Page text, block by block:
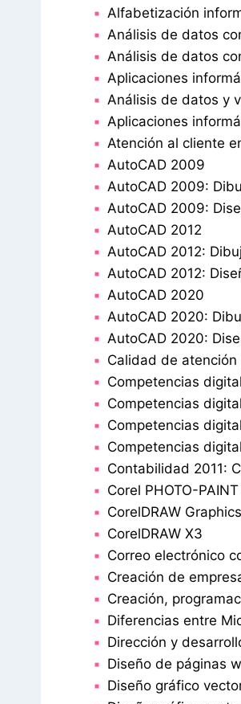
Alfabetización
Análisis de datos
Análisis de datos
Aplicaciones
Análisis de datos y
Aplicaciones
Atención al cliente
AutoCAD 2009
AutoCAD 2009:
AutoCAD 2009:
AutoCAD 2012
AutoCAD 2012:
AutoCAD 2012:
AutoCAD 2020
AutoCAD 2020:
AutoCAD 2020:
Calidad de
Competencias
Competencias
Competencias
Competencias
Contabilidad 2011:
Corel PHOTO-
CorelDRAW
CorelDRAW X3
Correo electrónico
Creación de
Creación,
Diferencias entre
Dirección y
Diseño de páginas
Diseño gráfico